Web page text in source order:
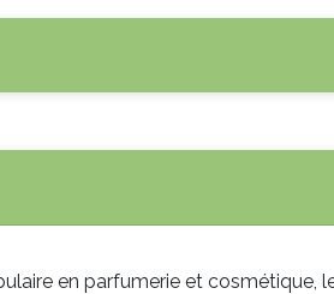
en parfumerie et cosmétique,